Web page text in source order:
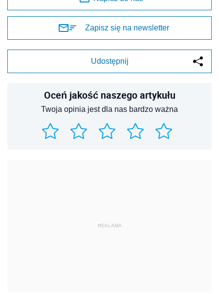
Zapisz się na newsletter
Udostępnij
Oceń jakość naszego artykułu
Twoja opinia jest dla nas bardzo ważna
REKLAMA